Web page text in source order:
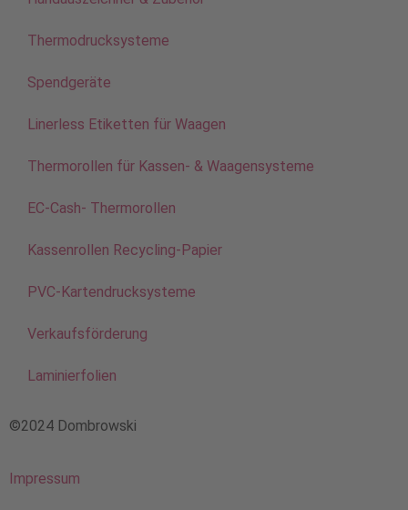
Thermodrucksysteme
Spendgeräte
Linerless Etiketten für Waagen
Thermorollen für Kassen- & Waagensysteme
EC-Cash- Thermorollen
Kassenrollen Recycling-Papier
PVC-Kartendrucksysteme
Verkaufsförderung
Laminierfolien
©2024 Dombrowski
Impressum